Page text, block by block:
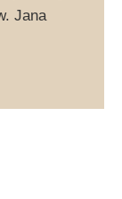
Jana